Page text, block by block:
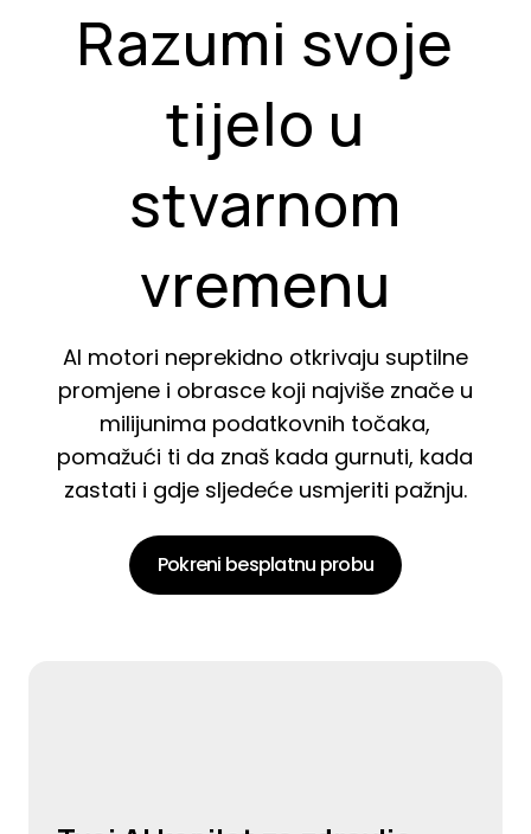
Razumi svoje
tijelo u
stvarnom
vremenu
AI motori neprekidno otkrivaju suptilne
promjene i obrasce koji najviše znače u
milijunima podatkovnih točaka,
pomažući ti da znaš kada gurnuti, kada
zastati i gdje sljedeće usmjeriti pažnju.
Pokreni besplatnu probu